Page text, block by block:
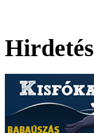
Hirdetés